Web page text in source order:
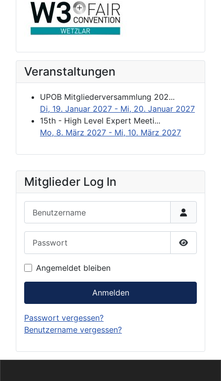
Mitglieder Log In
Passwort
Angemeldet bleiben
Anmelden
Passwort vergessen?
Benutzername vergessen?
Veranstaltungen
UPOB Mitgliederversammlung 202...
Di, 19. Januar 2027 - Mi, 20. Januar 2027
15th - High Level Expert Meeti...
Mo, 8. März 2027 - Mi, 10. März 2027